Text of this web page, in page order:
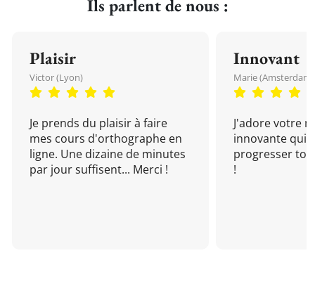
Ils parlent de nous :
Plaisir
Victor (Lyon)
Je prends du plaisir à faire
mes cours d'orthographe en
ligne. Une dizaine de minutes
par jour suffisent... Merci !
Innovant
Marie (Amsterdam)
J'adore votre
innovante qui
progresser
!